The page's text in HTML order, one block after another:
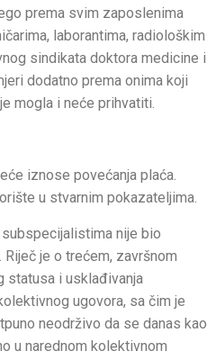
prema svim zaposlenima
laborantima, radiološkim
sindikata doktora medicine i
dodatno prema onima koji
mogla i neće prihvatiti.
iznose povećanja plaća.
u stvarnim pokazateljima.
nije bio
je o trećem, završnom
statusa i usklađivanja
ugovora, sa čim je
neodrživo da se danas kao
u narednom kolektivnom